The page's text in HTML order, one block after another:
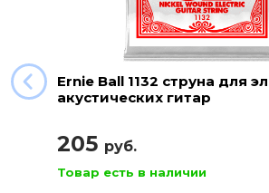
Ernie Ball 1132 струна для
акустических гитар
205 руб.
Товар есть в наличии